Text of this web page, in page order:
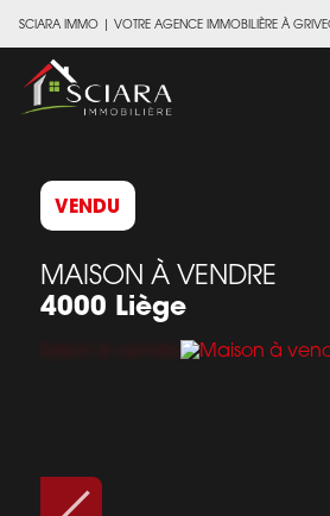
SCIARA IMMO | VOTRE AGENCE IMMOBILIÈRE À
VENDU
MAISON À VENDRE
4000 Liège